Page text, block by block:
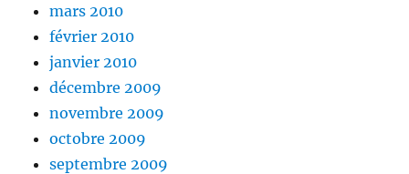
mars 2010
février 2010
janvier 2010
décembre 2009
novembre 2009
octobre 2009
septembre 2009